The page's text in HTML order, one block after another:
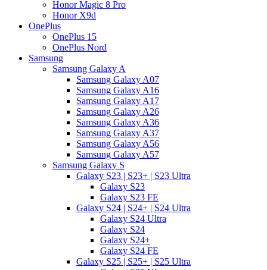
Honor Magic 8 Pro
Honor X9d
OnePlus
OnePlus 15
OnePlus Nord
Samsung
Samsung Galaxy A
Samsung Galaxy A07
Samsung Galaxy A16
Samsung Galaxy A17
Samsung Galaxy A26
Samsung Galaxy A36
Samsung Galaxy A37
Samsung Galaxy A56
Samsung Galaxy A57
Samsung Galaxy S
Galaxy S23 | S23+ | S23 Ultra
Galaxy S23
Galaxy S23 FE
Galaxy S24 | S24+ | S24 Ultra
Galaxy S24 Ultra
Galaxy S24
Galaxy S24+
Galaxy S24 FE
Galaxy S25 | S25+ | S25 Ultra